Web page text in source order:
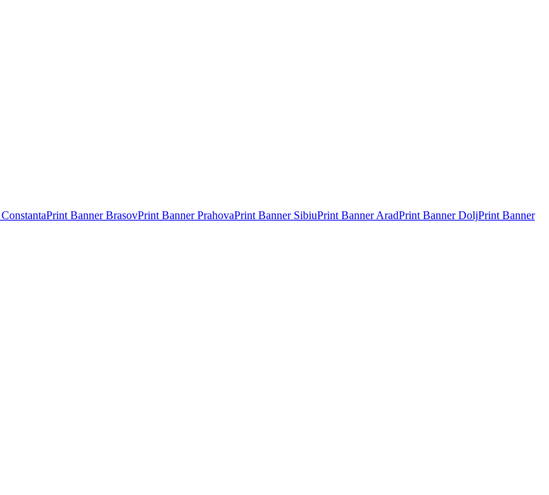
ConstantaPrint BannerBrasovPrint BannerPrahovaPrint Banner SibiuPrint BannerAradPrint BannerDoljPrint Banner